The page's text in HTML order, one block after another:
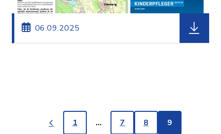
06.09.2025
1 … 7 8 9